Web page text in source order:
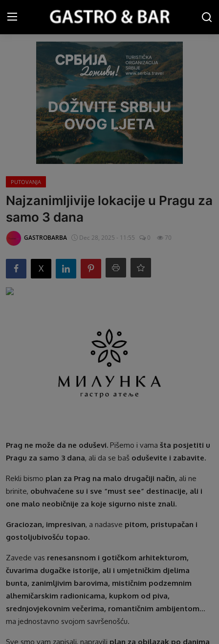
Registracija
Naslovna
Gastro&Bar TV
Restorani & Barovi
Gastro vodič
Recepti
Turizam
G&B Oglasi
PUTOVANJA
Najzanimljivije lokacije u Pragu za
samo 3 dana
GASTROBARBA Dec 28, 2025 - 11:55 0 70
X
Prag ne može da ne oduševi. Pišemo i vama šta posjetiti u
Pragu za samo 3 dana, ali da se baš oduševite i zabavite.
Rekli bismo plan za Prag na malo drugačiji način, ali ne
brinite, obuhvaćene su i sve “must see” destinacije, ali i
one malo neobičnije za koje sigurno niste znali.
Graciozan, impresivan, a nadasve pitom, pristupačan i
gostoljubivošću topao.
Zavede vas renesansnom i gotičkom arhitekturom,
čuvarima dugačke istorije, ali i umjetničkim djelima
bunta, zanimljivim barovima, mističnim podzemnim
alhemičarskim radionicama, kupkom od piva,
srednjovjekovnim večerima, romantičnim ambijentom…
ma jednostavno svojom savršenošću.
Sve smo vam zapisali, napravili plan za obilazak po danima